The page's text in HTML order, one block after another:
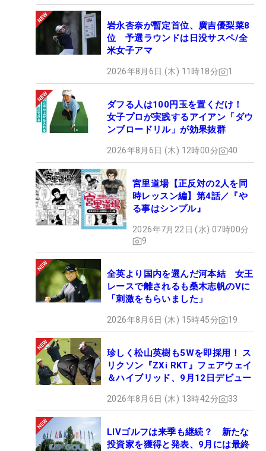
岩永杏奈が暫定首位、廣吉優梨菜8
位 予選ラウンドは日没サスペ/全
米女子アマ
2026年8月6日 (木) 11時18分 1
ダフる人は100円玉を置くだけ！
女子プロが実践するアイアン「ダウ
ンブロードリル」が効果抜群
2026年8月6日 (木) 12時00分 40
宮里道場【正反対の2人を同
時レッスン編】第4話／『や
る事はシンプル』
2026年7月22日 (水) 07時00分
9
全英より国内を選んだ河本結 女王
レースで離されるも桑木志帆のVに
「刺激をもらいました」
2026年8月6日 (木) 15時45分 19
珍しく松山英樹も5Wを即採用！ ス
リクソン『ZXi RKT』フェアウェイ
＆ハイブリッド、9月12日デビュー
2026年8月6日 (木) 13時42分 33
LIVゴルフは来季も継続？ 新たな
投資家を獲得と発表、9月には最終